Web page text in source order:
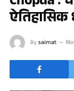
By saimat